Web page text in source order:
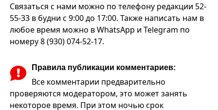
Связаться с нами можно по телефону редакции 52-
55-33 в будни с 9:00 до 17:00. Также написать нам в
любое время можно в WhatsApp и Telegram по
номеру 8 (930) 074-52-17.
Правила публикации комментариев:
Все комментарии предварительно
проверяются модератором, это может занять
некоторое время. При этом ночью срок